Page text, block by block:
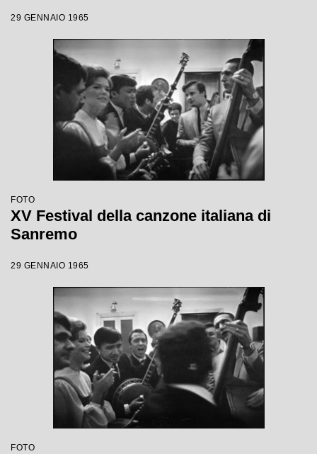
29 GENNAIO 1965
FOTO
XV Festival della canzone italiana di
Sanremo
29 GENNAIO 1965
FOTO